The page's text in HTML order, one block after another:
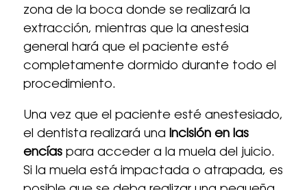
zona de la boca donde se realizará la
extracción, mientras que la anestesia
general hará que el paciente esté
completamente dormido durante todo el
procedimiento.
Una vez que el paciente esté anestesiado,
el dentista realizará una incisión en las
encíaspara acceder a la muela del juicio.
Si la muela está impactada o atrapada, es